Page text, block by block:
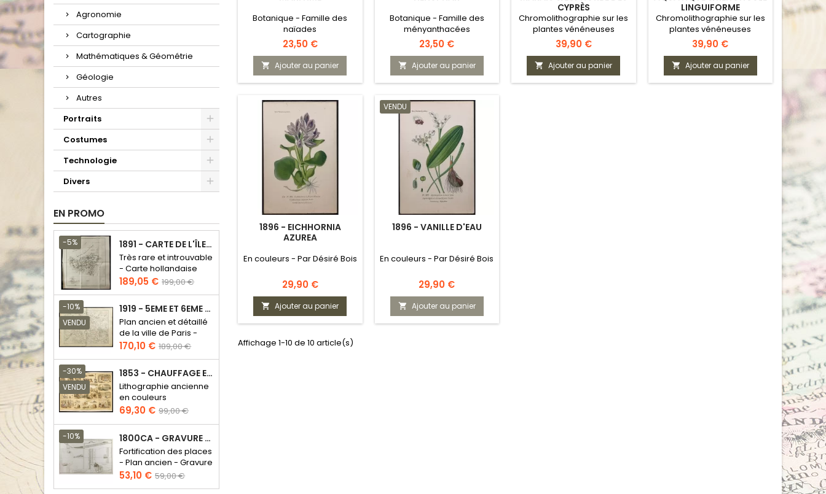
Agronomie
Cartographie
Mathématiques & Géométrie
Géologie
Autres
Portraits
Costumes
Technologie
Divers
EN PROMO
-5% 1891 - CARTE DE L'ÎLE DE BORNÉO
Très rare et introuvable
- Carte hollandaise
Prix
189,05 € Prix
de
base
199,00 €
-10%
VENDU
1919 - 5EME ET 6EME ARRONDISSEMENT DE PARIS
Plan ancien et détaillé
de la ville de Paris -
Odéon - Sorbonne
Prix
170,10 € Prix
de
base
189,00 €
-30%
VENDU
1853 - CHAUFFAGE ET ÉCLAIRAGE (LITHOGRAPHIE)
Lithographie ancienne
en couleurs
Prix
69,30 € Prix
de
base
99,00 €
-10% 1800CA - GRAVURE ARCHITECTURE MILITAIRE - ATTAQUE ET DÉFENSE
Fortification des places
- Plan ancien - Gravure
en taille douce
Prix
53,10 € Prix
de
59,00 €
Botanique - Famille des
naïades
Prix
23,50 €
 Ajouter au panier
Botanique - Famille des
ményanthacées
Prix
23,50 €
 Ajouter au panier
CYPRÈS
Chromolithographie sur les
plantes vénéneuses
Prix
39,90 €
 Ajouter au panier
LINGUIFORME
Chromolithographie sur les
plantes vénéneuses
Prix
39,90 €
 Ajouter au panier
1896 - EICHHORNIA
AZUREA
En couleurs - Par Désiré Bois
Prix
29,90 €
 Ajouter au panier
VENDU
1896 - VANILLE D'EAU
En couleurs - Par Désiré Bois
Prix
29,90 €
 Ajouter au panier
Affichage 1-10 de 10 article(s)